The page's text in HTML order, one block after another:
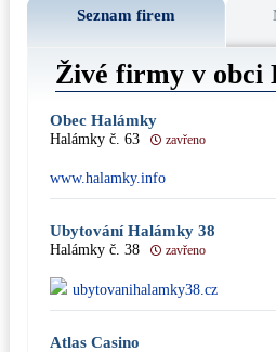
Seznam firem
Živé firmy v obci
Obec Halámky
Halámky č. 63 zavřeno
www.halamky.info
Ubytování Halámky 38
Halámky č. 38 zavřeno
ubytovanihalamky38.cz
Atlas Casino